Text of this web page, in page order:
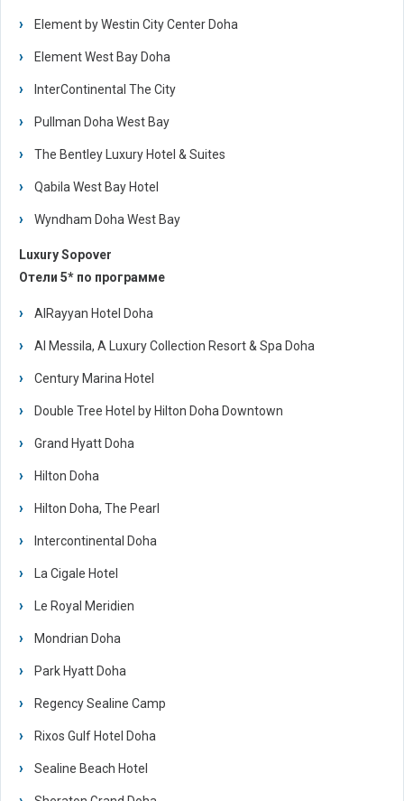
Element by Westin City Center Doha
Element West Bay Doha
InterContinental The City
Pullman Doha West Bay
The Bentley Luxury Hotel & Suites
Qabila West Bay Hotel
Wyndham Doha West Bay
Luxury Sopover
Отели 5* по программе
AlRayyan Hotel Doha
Al Messila, A Luxury Collection Resort & Spa Doha
Century Marina Hotel
Double Tree Hotel by Hilton Doha Downtown
Grand Hyatt Doha
Hilton Doha
Hilton Doha, The Pearl
Intercontinental Doha
La Cigale Hotel
Le Royal Meridien
Mondrian Doha
Park Hyatt Doha
Regency Sealine Camp
Rixos Gulf Hotel Doha
Sealine Beach Hotel